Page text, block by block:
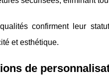
confirment leur
et esthétique.
de